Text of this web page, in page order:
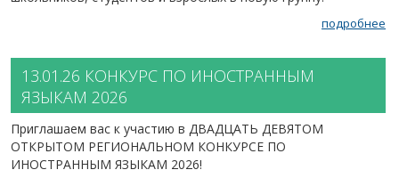
подробнее
13.01.26 КОНКУРС ПО ИНОСТРАННЫМ
ЯЗЫКАМ 2026
Приглашаем вас к участию в ДВАДЦАТЬ ДЕВЯТОМ
ОТКРЫТОМ РЕГИОНАЛЬНОМ КОНКУРСЕ ПО
ИНОСТРАННЫМ ЯЗЫКАМ 2026!